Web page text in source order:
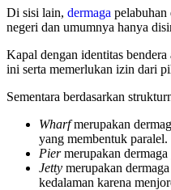
Di sisi lain, dermaga pelabuhan
negeri dan umumnya hanya
Kapal dengan identitas
ini serta memerlukan izin dari
Sementara berdasarkan
Wharfmerupakan
yang membentuk paralel.
Piermerupakan dermaga
Jetty merupakan
kedalaman karena